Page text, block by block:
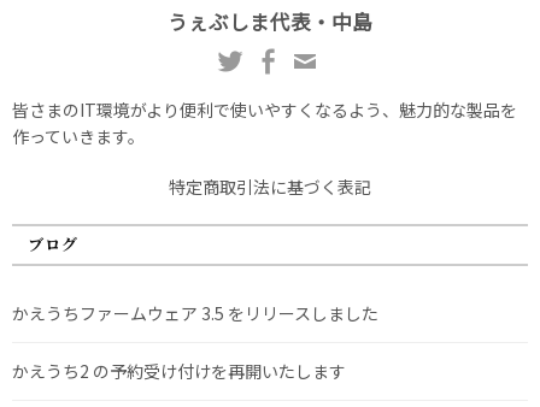
うぇぶしま代表・中島
皆さまのIT環境がより便利で使いやすくなるよう、魅力的な製品を
作っていきます。
特定商取引法に基づく表記
ブログ
かえうちファームウェア 3.5 をリリースしました
かえうち2 の予約受け付けを再開いたします